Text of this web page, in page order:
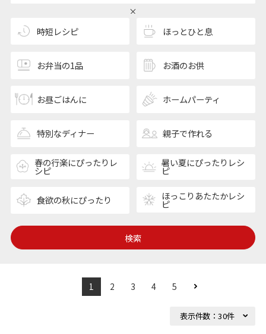
時短レシピ ほっとひと息
お弁当の1品 お酒のお供
お昼ごはんに ホームパーティ
特別なディナー 親子で作れる
春の行楽にぴったりレ
シピ
暑い夏にぴったりレシ
ピ
食欲の秋にぴったり ほっこりあたたかレシ
ピ
検索
1 2 3 4 5